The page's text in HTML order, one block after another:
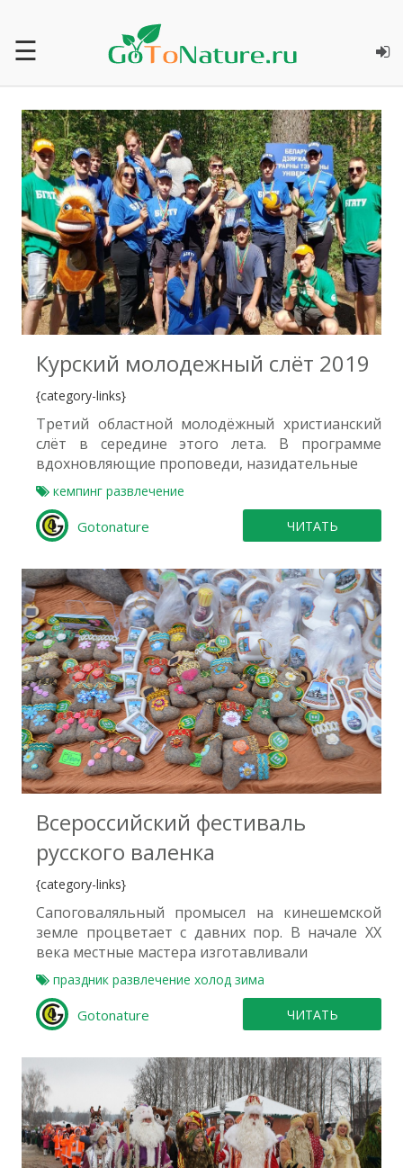
☰
0
Курский молодежный слёт 2019
{category-links}
Третий областной молодёжный христианский
слёт в середине этого лета. В программе
вдохновляющие проповеди, назидательные
кемпинг развлечение
Gotonature ЧИТАТЬ
Всероссийский фестиваль
русского валенка
{category-links}
Сапоговаляльный промысел на кинешемской
земле процветает с давних пор. В начале XX
века местные мастера изготавливали
праздник развлечение холод зима
Gotonature ЧИТАТЬ